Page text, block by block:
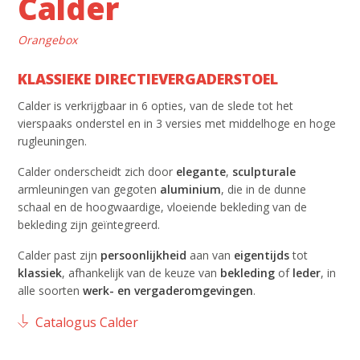
Orangebox
KLASSIEKE DIRECTIEVERGADERSTOEL
Calder is verkrijgbaar in 6 opties, van de slede tot het
vierspaaks onderstel en in 3 versies met middelhoge en hoge
rugleuningen.
Calder onderscheidt zich door elegante, sculpturale
armleuningen van gegoten aluminium, die in de dunne
schaal en de hoogwaardige, vloeiende bekleding van de
bekleding zijn geïntegreerd.
Calder past zijn persoonlijkheid aan van eigentijdstot
klassiek, afhankelijk van de keuze van bekleding of leder, in
alle soortenwerk- en vergaderomgevingen.
Catalogus Calder